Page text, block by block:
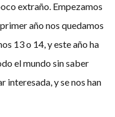
extraño. Empezamos
año nos quedamos
13 o 14, y este año ha
el mundo sin saber
interesada, y se nos han